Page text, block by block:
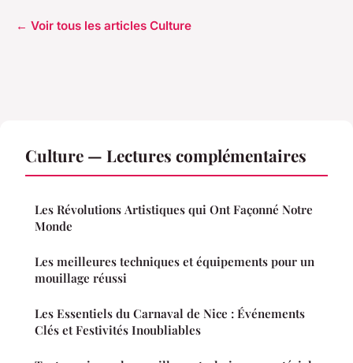
← Voir tous les articles Culture
Culture — Lectures complémentaires
Les Révolutions Artistiques qui Ont Façonné Notre
Monde
Les meilleures techniques et équipements pour un
mouillage réussi
Les Essentiels du Carnaval de Nice : Événements
Clés et Festivités Inoubliables